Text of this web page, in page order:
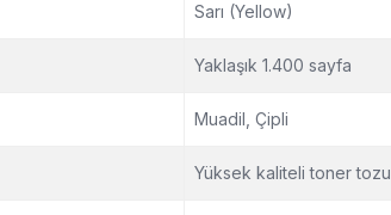
Sarı (Yellow)
Yaklaşık 1.400 sayfa
Muadil, Çipli
Yüksek kaliteli toner tozu